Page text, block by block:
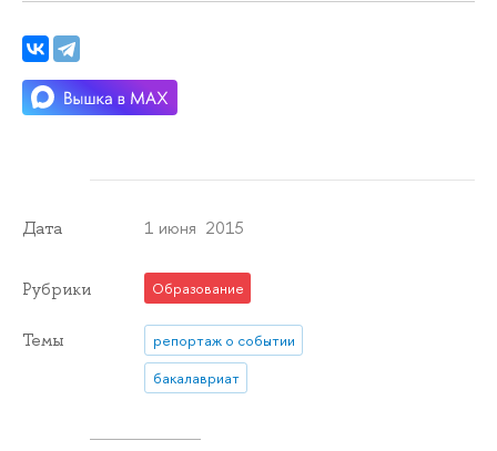
Дата 1 июня 2015
Рубрики Образование
Темы
репортаж о событии
бакалавриат